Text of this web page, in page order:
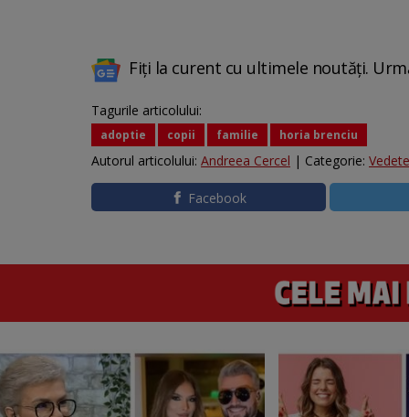
Fiți la curent cu ultimele noutăți.
Tagurile articolului:
adoptie copii familie horia brenciu
Autorul articolului: Andreea Cercel | Categorie: Vedete
Facebook